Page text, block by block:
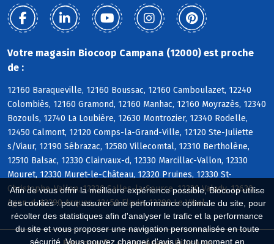
Afin de vous offrir la meilleure expérience possible, Biocoop utilise
des cookies : pour assurer une performance optimale du site, pour
récolter des statistiques afin d'analyser le trafic et la performance
du site et vous proposer une navigation personnalisée en toute
sécurité. Vous pouvez changer d'avis à tout moment en
Votre magasin Biocoop Campana (12000) est proche
de :
12160 Baraqueville, 12160 Boussac, 12160 Camboulazet, 12240
Colombiès, 12160 Gramond, 12160 Manhac, 12160 Moyrazès, 12340
Bozouls, 12740 La Loubière, 12630 Montrozier, 12340 Rodelle,
12450 Calmont, 12120 Comps-la-Grand-Ville, 12120 Ste-Juliette
s/Viaur, 12190 Sébrazac, 12580 Villecomtal, 12310 Bertholène,
12510 Balsac, 12330 Clairvaux-d, 12330 Marcillac-Vallon, 12330
Mouret, 12330 Muret-le-Château, 12320 Pruines, 12330 St-
Christophe-Vallon, 12330 Salles-la-Source, 12330 Valady, 12630
Agen-d, 12290 Arques, 12450 Flavin, 12290 Le Vibal